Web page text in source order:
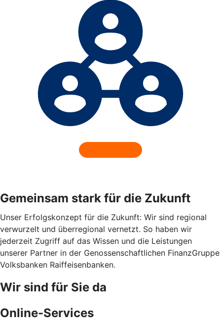
Gemeinsam stark für die Zukunft
Unser Erfolgskonzept für die Zukunft: Wir sind regional
verwurzelt und überregional vernetzt. So haben wir
jederzeit Zugriff auf das Wissen und die Leistungen
unserer Partner in der Genossenschaftlichen FinanzGruppe
Volksbanken Raiffeisenbanken.
Wir sind für Sie da
Online-Services